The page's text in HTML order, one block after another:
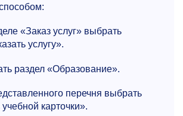
«Заказ услуг» выбрать
услугу».
раздел «Образование».
перечня выбрать
карточки».